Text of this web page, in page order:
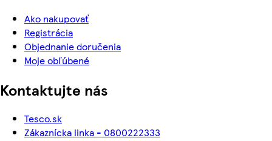
Ako nakupovať
Registrácia
Objednanie doručenia
Moje obľúbené
Kontaktujte nás
Tesco.sk
Zákaznícka linka - 0800222333